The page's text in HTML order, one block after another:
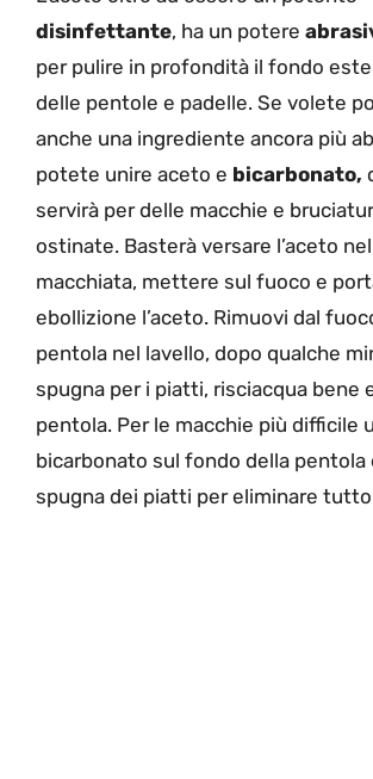
disinfettante, ha un potere
per pulire in profondità il fondo
delle pentole e padelle. Se volete
anche una ingrediente ancora più
potete unire aceto e bicarbonato,
servirà per delle macchie e
ostinate. Basterà versare l’aceto
macchiata, mettere sul fuoco e
ebollizione l’aceto. Rimuovi dal
pentola nel lavello, dopo qualche
spugna per i piatti, risciacqua bene
pentola. Per le macchie più difficile
bicarbonato sul fondo della pentola
spugna dei piatti per eliminare